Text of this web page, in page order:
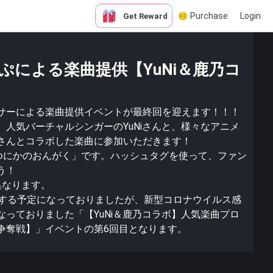
Get Reward Purchase Login
による楽曲提供【YuNi＆鹿乃コ
ーによる楽曲提供イベントが最終回を迎えます！！！
気バーチャルシンガーのYuNiさんと、様々なアニメ
とコラボした楽曲に参加いただきます！
かのおんがく」です。ハッシュタグを使って、ファン
！
ります。
る予定になっておりましたが、新型コロナウイルス感
ておりました「【YuNi＆鹿乃コラボ】人気楽曲プロ
戦】」イベントの第6回目となります。